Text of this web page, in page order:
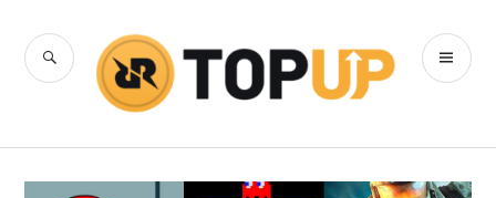
content
RRQ Topup
Blog
SEARCH